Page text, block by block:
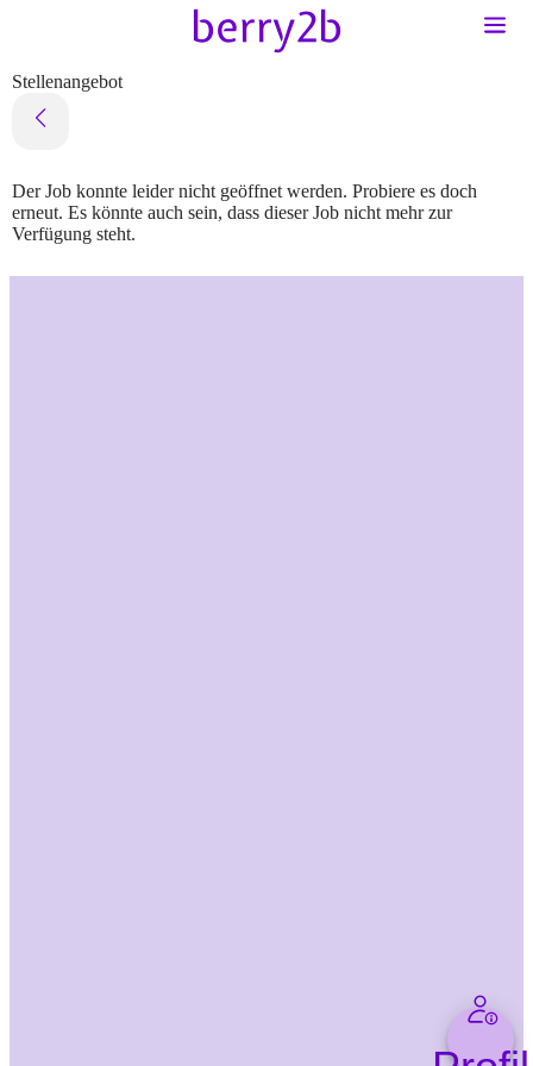
Stellenangebot
Der Job konnte leider nicht geöffnet werden. Probiere es doch
erneut. Es könnte auch sein, dass dieser Job nicht mehr zur
Verfügung steht.